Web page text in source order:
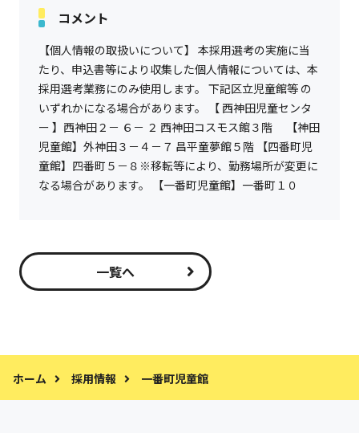
コメント
【個人情報の取扱いについて】 本採用選考の実施に当
たり、申込書等により収集した個人情報については、本
採用選考業務にのみ使用します。 下記区立児童館等 の
いずれかになる場合があります。 【 西神田児童センタ
ー 】西神田２－ ６－ ２ 西神田コスモス館３階 【神田
児童館】外神田３－４－７ 昌平童夢館５階 【四番町児
童館】四番町５－８※移転等により、勤務場所が変更に
なる場合があります。 【一番町児童館】一番町１０
一覧へ
ホーム 採用情報 一番町児童館